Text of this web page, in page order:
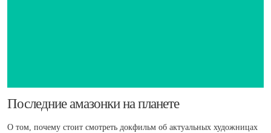
Последние амазонки на планете
О том, почему стоит смотреть докфильм об актуальных художницах